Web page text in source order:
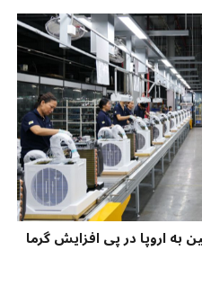
اروپا در پی افزایش گرما